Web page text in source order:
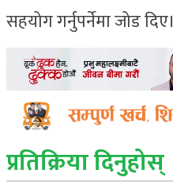
सहयोग गर्नुपर्नेमा जोड दिए।
प्रतिक्रिया दिनुहोस्